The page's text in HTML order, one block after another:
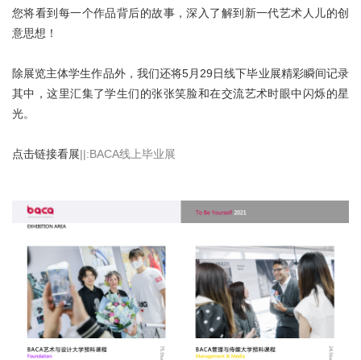
您将看到每一个作品背后的故事，深入了解到新一代艺术人儿的创
意思想！
除展览主体学生作品外，我们还将5月29日线下毕业展精彩瞬间记录
其中，这里汇集了学生们的张张笑脸和在交流艺术时眼中闪烁的星
光。
点击链接看展||:BACA线上毕业展